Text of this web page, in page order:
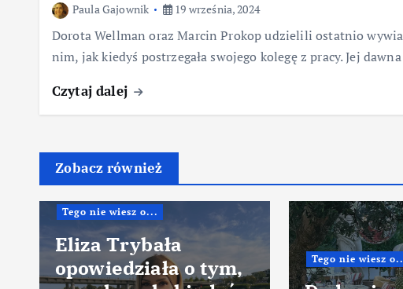
Paula Gajownik 19 września, 2024
Dorota Wellman oraz Marcin Prokop udzielili ostatnio
nim, jak kiedyś postrzegała swojego kolegę z pracy. Jej
Czytaj dalej
Zobacz również
Tego nie wiesz o...
Eliza Trybała
opowiedziała o tym,
Tego nie wiesz